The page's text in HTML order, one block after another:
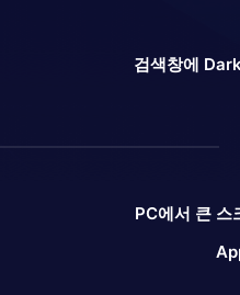
검색창에
PC에서 큰